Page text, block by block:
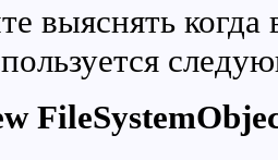
выяснять